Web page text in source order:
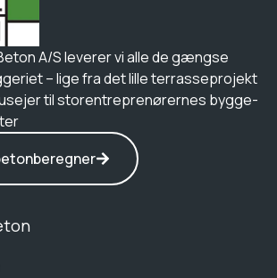
A/S leverer vi alle de gængse
– lige fra det lille terrasseprojekt
til storentreprenørernes bygge-